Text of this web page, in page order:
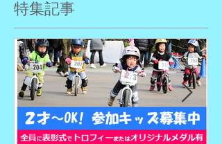
特集記事